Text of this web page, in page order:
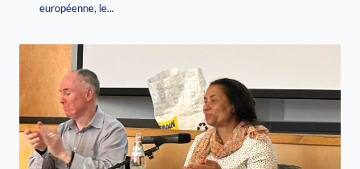
européenne, le...